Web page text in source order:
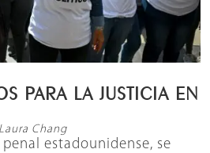
PARA LA JUSTICIA EN
Chang
estadounidense, se